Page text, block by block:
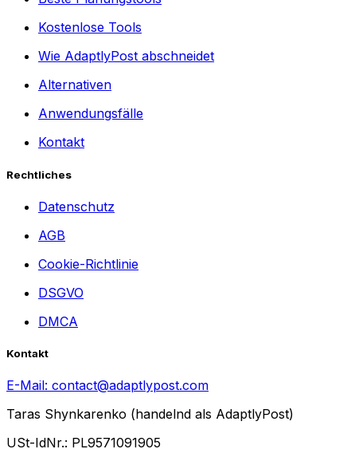
Kostenlose Tools
Wie AdaptlyPost abschneidet
Alternativen
Anwendungsfälle
Kontakt
Rechtliches
Datenschutz
AGB
Cookie-Richtlinie
DSGVO
DMCA
Kontakt
E-Mail: contact@adaptlypost.com
Taras Shynkarenko (handelnd als AdaptlyPost)
USt-IdNr.: PL9571091905